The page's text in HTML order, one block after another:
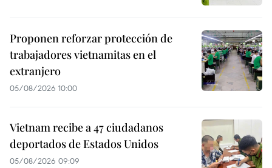
Proponen reforzar protección de
trabajadores vietnamitas en el
extranjero
05/08/2026 10:00
Vietnam recibe a 47 ciudadanos
deportados de Estados Unidos
05/08/2026 09:09